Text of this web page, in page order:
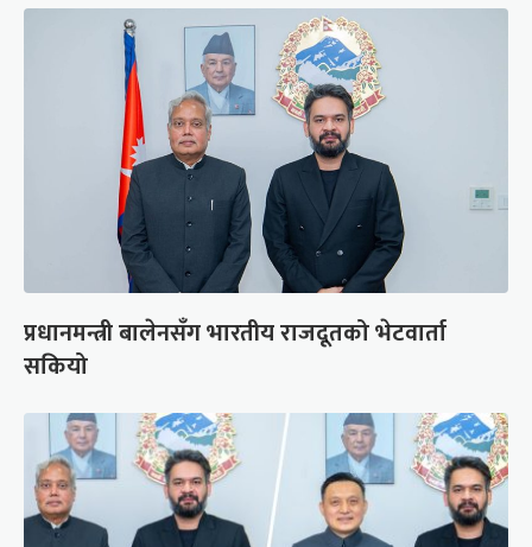
प्रधानमन्त्री बालेनसँग भारतीय राजदूतको भेटवार्ता
सकियो